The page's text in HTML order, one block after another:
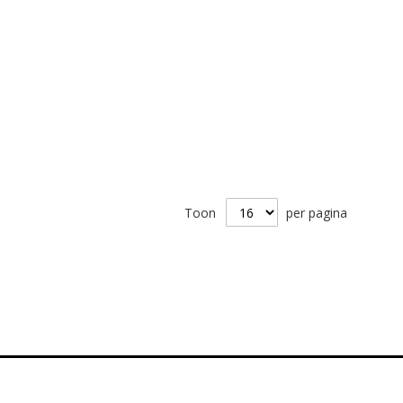
Toon per pagina